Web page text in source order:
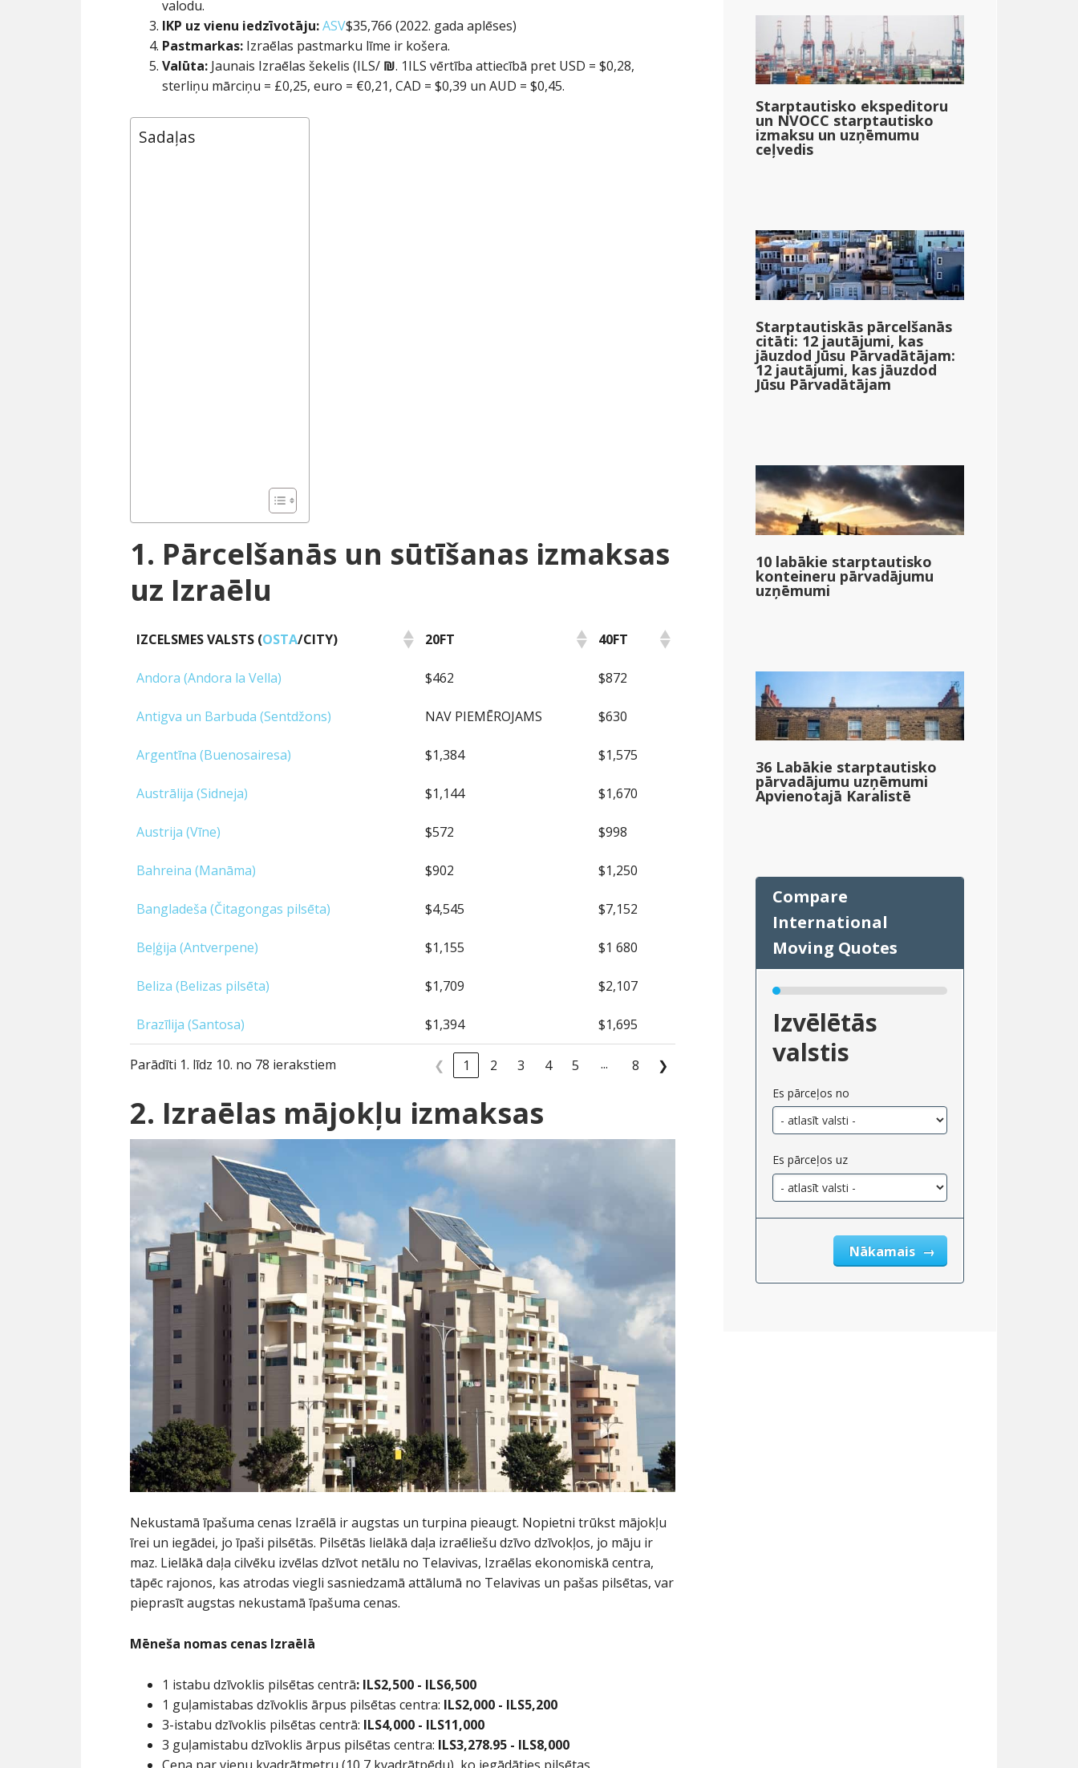
valodu.
IKP uz vienu iedzīvotāju:ASV$35,766 (2022. gada aplēses)
Pastmarkas: Izraēlas pastmarku līme ir košera.
Valūta: Jaunais Izraēlas šekelis (ILS/ ₪. 1ILS vērtība attiecībā pret USD = $0,28,
sterliņu mārciņu = £0,25, euro = €0,21, CAD = $0,39 un AUD = $0,45.
Sadaļas
1. Pārcelšanās un sūtīšanas izmaksas
uz Izraēlu
IZCELSMES VALSTS (OSTA/CITY) 20FT
40FT
IZCELSMES VALSTS (OSTA 20FT 40FT
Andora (Andora la Vella) $462 $872
Antigva un Barbuda (Sentdžons) NAV PIEMĒROJAMS $630
Argentīna (Buenosairesa) $1,384 $1,575
Austrālija (Sidneja) $1,144 $1,670
Austrija (Vīne) $572 $998
Bahreina (Manāma) $902 $1,250
Bangladeša (Čitagongas pilsēta) $4,545 $7,152
Beļģija (Antverpene) $1,155 $1 680
Beliza (Belizas pilsēta) $1,709 $2,107
Brazīlija (Santosa) $1,394 $1,695
Parādīti 1. līdz 10. no 78 ierakstiem ❮ 1 2 3 4 5 ... 8 ❯
2. Izraēlas mājokļu izmaksas
Nekustamā īpašuma cenas Izraēlā ir augstas un turpina pieaugt. Nopietni trūkst mājokļu
īrei un iegādei, jo īpaši pilsētās. Pilsētās lielākā daļa izraēliešu dzīvo dzīvokļos, jo māju ir
maz. Lielākā daļa cilvēku izvēlas dzīvot netālu no Telavivas, Izraēlas ekonomiskā centra,
tāpēc rajonos, kas atrodas viegli sasniedzamā attālumā no Telavivas un pašas pilsētas, var
pieprasīt augstas nekustamā īpašuma cenas.
Mēneša nomas cenas Izraēlā
1 istabu dzīvoklis pilsētas centrā: ILS2,500 - ILS6,500
1 guļamistabas dzīvoklis ārpus pilsētas centra: ILS2,000 - ILS5,200
3-istabu dzīvoklis pilsētas centrā: ILS4,000 - ILS11,000
3 guļamistabu dzīvoklis ārpus pilsētas centra: ILS3,278.95 - ILS8,000
Cena par vienu kvadrātmetru (10,7 kvadrātpēdu), ko iegādāties pilsētas
Starptautisko ekspeditoru
un NVOCC starptautisko
izmaksu un uzņēmumu
ceļvedis
Starptautiskās pārcelšanās
citāti: 12 jautājumi, kas
jāuzdod Jūsu Pārvadātājam:
12 jautājumi, kas jāuzdod
Jūsu Pārvadātājam
10 labākie starptautisko
konteineru pārvadājumu
uzņēmumi
36 Labākie starptautisko
pārvadājumu uzņēmumi
Apvienotajā Karalistē
Izvēlētās
valstis
Es pārceļos no
Es pārceļos uz
Nākamais